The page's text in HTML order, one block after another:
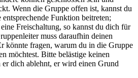
Wenn die Gruppe offen ist, kannst du
Funktion beitreten;
Freischaltung, so kannst du dich für
muss daraufhin deinen
könnte fragen, warum du in die Gruppe
möchtest. Bitte belästige keinen
dich ablehnt, er wird einen Grund